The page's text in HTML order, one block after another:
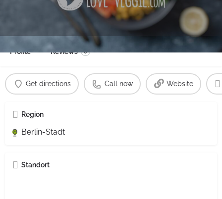
Profile Reviews 0
Get directions Call now Website
Region
Berlin-Stadt
Standort